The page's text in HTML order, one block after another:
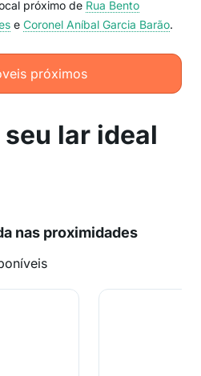
próximo de Rua Bento
e Coronel Aníbal Garcia Barão.
próximos
lar ideal
nas proximidades